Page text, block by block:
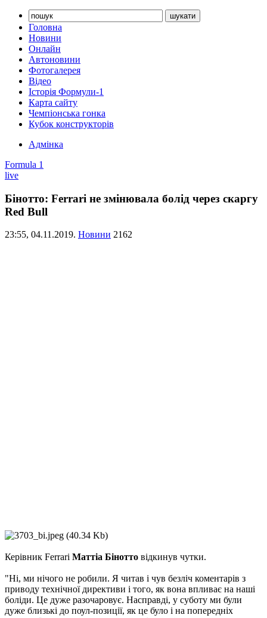
Головна
Новини
Онлайн
Автоновини
Фотогалерея
Відео
Історія Формули-1
Карта сайту
Чемпіонська гонка
Кубок конструкторів
Адмінка
Formula 1
live
Бінотто: Ferrari не змінювала болід через скаргу
Red Bull
23:55, 04.11.2019. Новини 2162
Керівник Ferrari Маттіа Бінотто відкинув чутки.
"Ні, ми нічого не робили. Я читав і чув безліч коментарів з
приводу технічної директиви і того, як вона впливає на наші
боліди. Це дуже разочаровує. Насправді, у суботу ми були
дуже близькі до поул-позиції, як це було і на попередніх